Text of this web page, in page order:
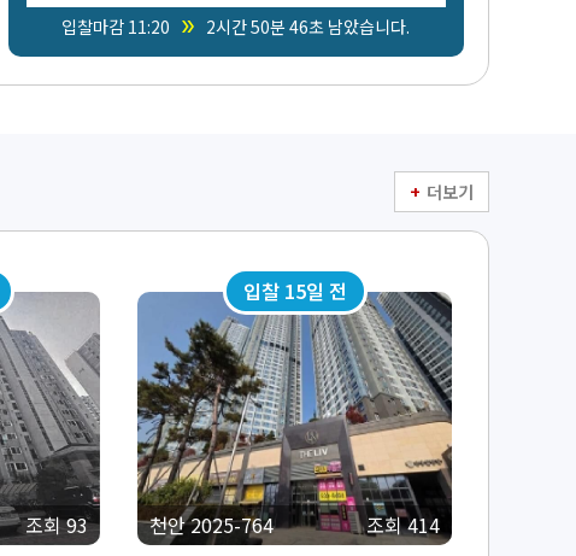
입찰마감 11:20 double_arrow 2시간 50분 44초 남았습니다.
더보기
조회 93
입찰 15일 전
천안 2025-764
조회 414